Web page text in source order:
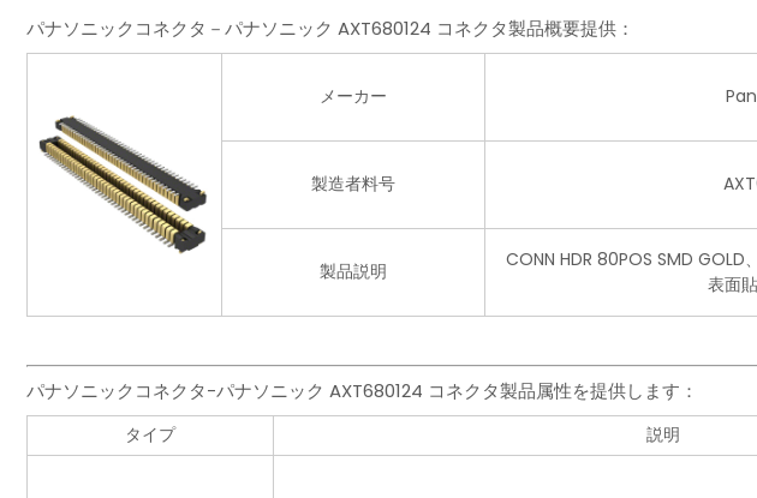
パナソニックコネクタ－パナソニック AXT680124 コネクタ製品概要提供：
メーカー
製造者料号
製品説明
CONN HDR 80POS SMD
表面
パナソニックコネクタ-パナソニック AXT680124 コネクタ製品属性を提供します：
タイプ 説明